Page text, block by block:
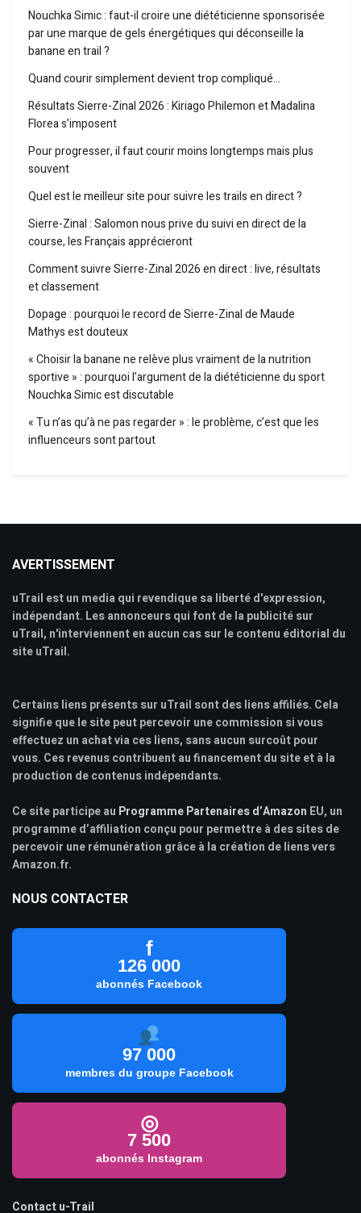
Nouchka Simic : faut-il croire une diététicienne sponsorisée
par une marque de gels énergétiques qui déconseille la
banane en trail ?
Quand courir simplement devient trop compliqué…
Résultats Sierre-Zinal 2026 : Kiriago Philemon et Madalina
Florea s’imposent
Pour progresser, il faut courir moins longtemps mais plus
souvent
Quel est le meilleur site pour suivre les trails en direct ?
Sierre-Zinal : Salomon nous prive du suivi en direct de la
course, les Français apprécieront
Comment suivre Sierre-Zinal 2026 en direct : live, résultats
et classement
Dopage : pourquoi le record de Sierre-Zinal de Maude
Mathys est douteux
« Choisir la banane ne relève plus vraiment de la nutrition
sportive » : pourquoi l’argument de la diététicienne du sport
Nouchka Simic est discutable
« Tu n’as qu’à ne pas regarder » : le problème, c’est que les
influenceurs sont partout
AVERTISSEMENT
uTrail est un media qui revendique sa liberté d'expression,
indépendant. Les annonceurs qui font de la publicité sur
uTrail, n'interviennent en aucun cas sur le contenu éditorial du
site uTrail.
Certains liens présents sur uTrail sont des liens affiliés. Cela
signifie que le site peut percevoir une commission si vous
effectuez un achat via ces liens, sans aucun surcoût pour
vous. Ces revenus contribuent au financement du site et à la
production de contenus indépendants.
Ce site participe au Programme Partenaires d’Amazon EU, un
programme d’affiliation conçu pour permettre à des sites de
percevoir une rémunération grâce à la création de liens vers
Amazon.fr.
NOUS CONTACTER
f
126 000
abonnés Facebook
97 000
membres du groupe Facebook
◎
7 500
abonnés Instagram
Contact u-Trail